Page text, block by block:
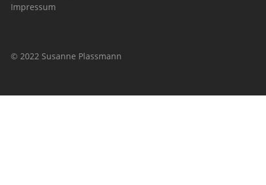
Impressum
© 2022 Susanne Plassmann